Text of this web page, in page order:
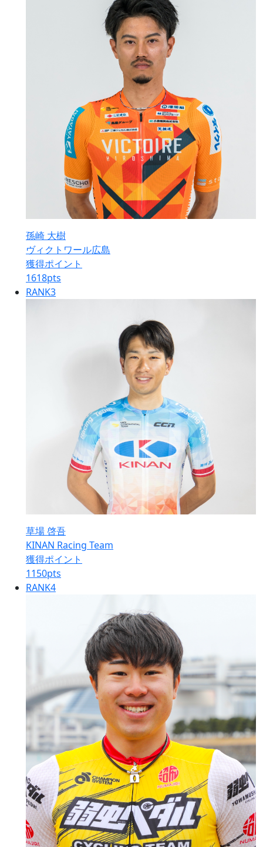
孫崎 大樹
ヴィクトワール広島
獲得ポイント
1618pts
RANK3
草場 啓吾
KINAN Racing Team
獲得ポイント
1150pts
RANK4